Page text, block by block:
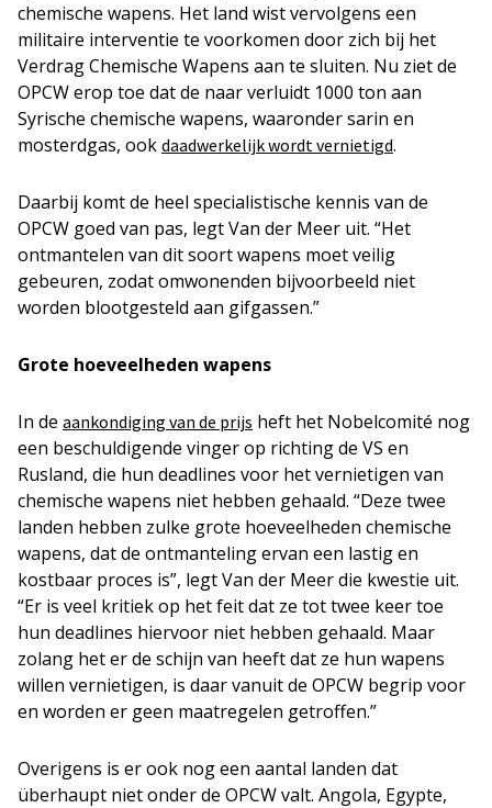
chemische wapens. Het land wist vervolgens een
militaire interventie te voorkomen door zich bij het
Verdrag Chemische Wapens aan te sluiten. Nu ziet de
OPCW erop toe dat de naar verluidt 1000 ton aan
Syrische chemische wapens, waaronder sarin en
mosterdgas, ook daadwerkelijk wordt vernietigd.
Daarbij komt de heel specialistische kennis van de
OPCW goed van pas, legt Van der Meer uit. “Het
ontmantelen van dit soort wapens moet veilig
gebeuren, zodat omwonenden bijvoorbeeld niet
worden blootgesteld aan gifgassen.”
Grote hoeveelheden wapens
In de aankondiging van de prijs heft het Nobelcomité nog
een beschuldigende vinger op richting de VS en
Rusland, die hun deadlines voor het vernietigen van
chemische wapens niet hebben gehaald. “Deze twee
landen hebben zulke grote hoeveelheden chemische
wapens, dat de ontmanteling ervan een lastig en
kostbaar proces is”, legt Van der Meer die kwestie uit.
“Er is veel kritiek op het feit dat ze tot twee keer toe
hun deadlines hiervoor niet hebben gehaald. Maar
zolang het er de schijn van heeft dat ze hun wapens
willen vernietigen, is daar vanuit de OPCW begrip voor
en worden er geen maatregelen getroffen.”
Overigens is er ook nog een aantal landen dat
überhaupt niet onder de OPCW valt. Angola, Egypte,